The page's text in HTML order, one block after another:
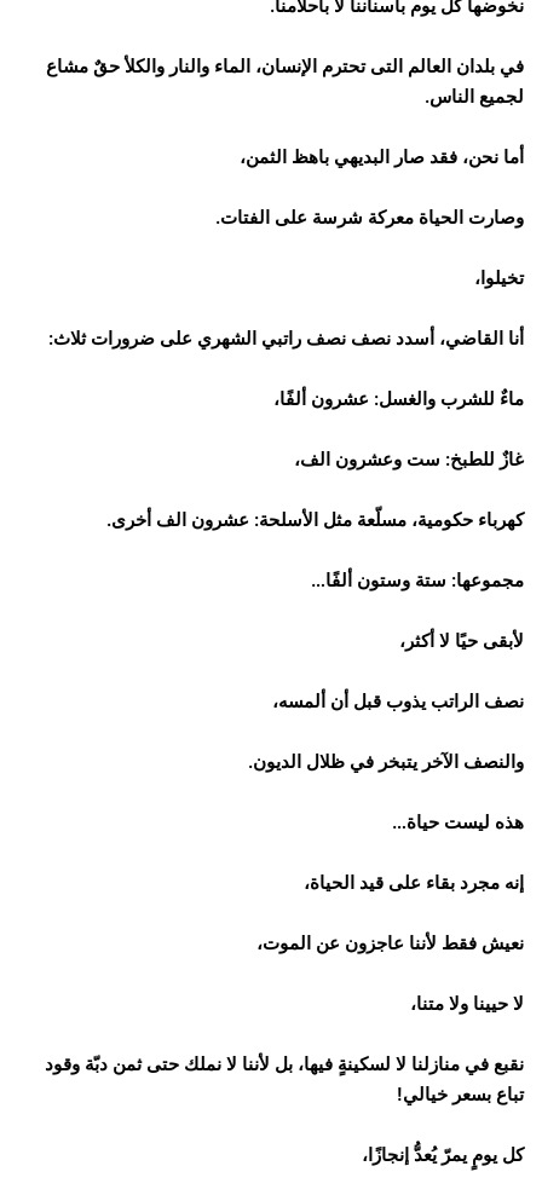
نخوضها كل يوم بأسناننا لا بأحلامنا.
في بلدان العالم التى تحترم الإنسان، الماء والنار والكلأ حقٌ مشاع
لجميع الناس.
أما نحن، فقد صار البديهي باهظ الثمن،
وصارت الحياة معركة شرسة على الفتات.
تخيلوا،
أنا القاضي، أسدد نصف نصف راتبي الشهري على ضرورات ثلاث:
ماءٌ للشرب والغسل: عشرون ألفًا،
غازٌ للطبخ: ست وعشرون الف،
كهرباء حكومية، مسلّعة مثل الأسلحة: عشرون الف أخرى.
مجموعها: ستة وستون ألفًا…
لأبقى حيًا لا أكثر،
نصف الراتب يذوب قبل أن ألمسه،
والنصف الآخر يتبخر في ظلال الديون.
هذه ليست حياة…
إنه مجرد بقاء على قيد الحياة،
نعيش فقط لأننا عاجزون عن الموت،
لا حيينا ولا متنا،
نقبع في منازلنا لا لسكينةٍ فيها، بل لأننا لا نملك حتى ثمن دبّة وقود
تباع بسعر خيالي!
كل يومٍ يمرّ يُعدُّ إنجازًا،